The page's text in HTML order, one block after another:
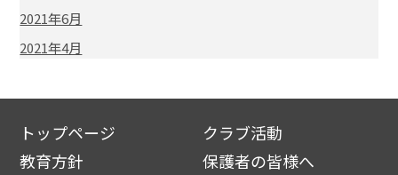
2021年6月
2021年4月
トップページ
教育方針
クラブ活動
保護者の皆様へ